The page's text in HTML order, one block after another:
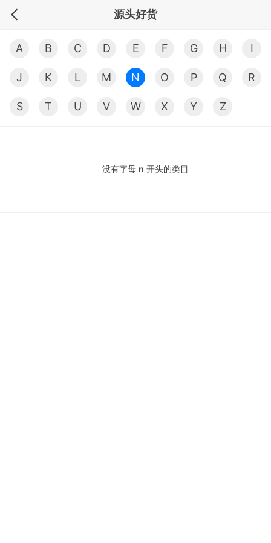
源头好货
A B C D E F G H I
J K L M N O P Q R
S T U V W X Y Z
没有字母 n 开头的类目